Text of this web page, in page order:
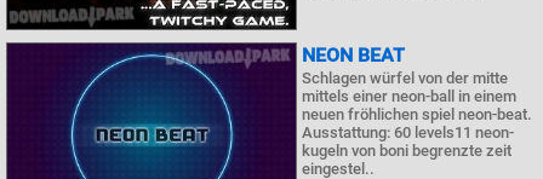
NEON BEAT
Schlagen würfel von der mitte
mittels einer neon-ball in einem
neuen fröhlichen spiel neon-beat.
Ausstattung: 60 levels11 neon-
kugeln von boni begrenzte zeit
eingestel..